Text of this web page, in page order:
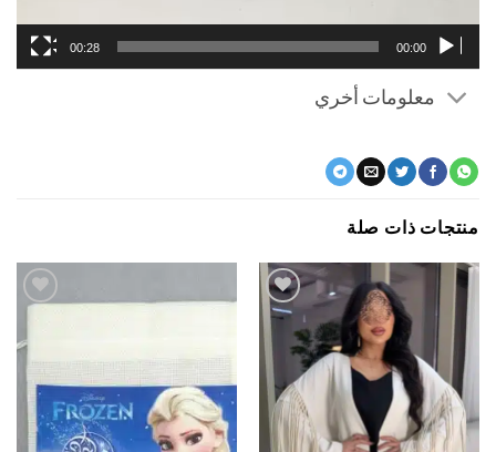
00:00
معلومات أخري
ذات صلة
اضف
الي
المفضلة